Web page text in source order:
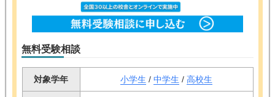
無料受験相談
対象学年 小学生 / 中学生 / 高校生